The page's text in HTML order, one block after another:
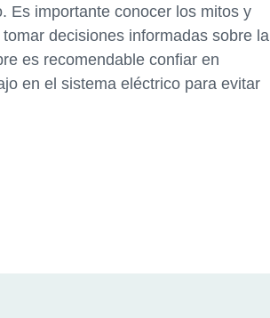
Es importante conocer los mitos y
decisiones informadas sobre la
es recomendable confiar en
en el sistema eléctrico para evitar